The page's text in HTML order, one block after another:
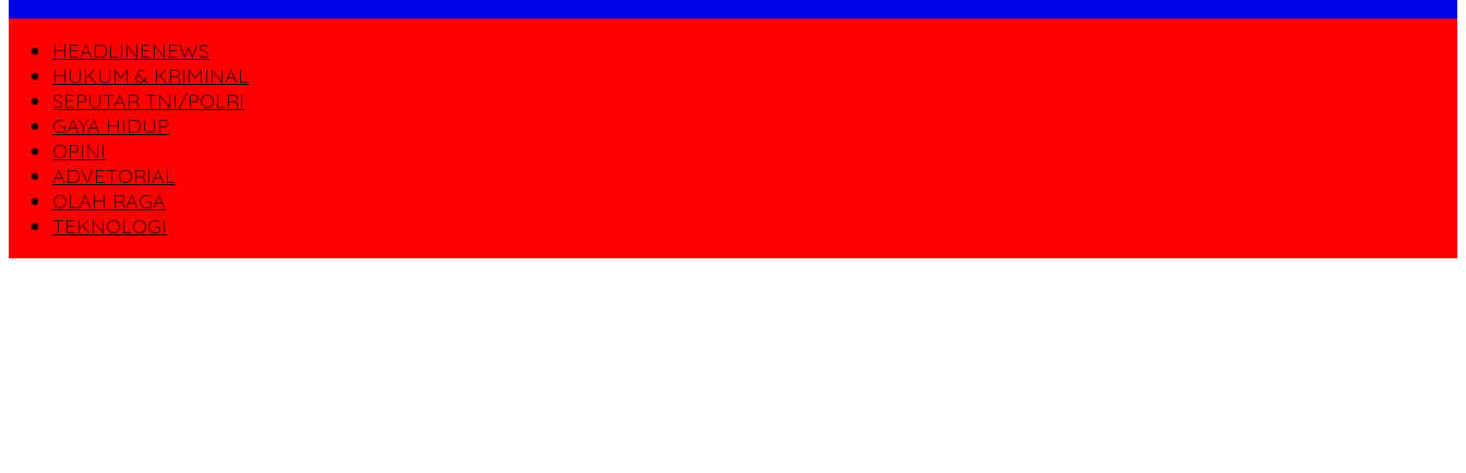
HEADLINENEWS
HUKUM & KRIMINAL
SEPUTAR TNI/POLRI
GAYA HIDUP
OPINI
ADVETORIAL
OLAH RAGA
TEKNOLOGI